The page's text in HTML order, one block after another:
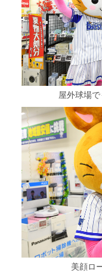
屋外球場
美顔ロ